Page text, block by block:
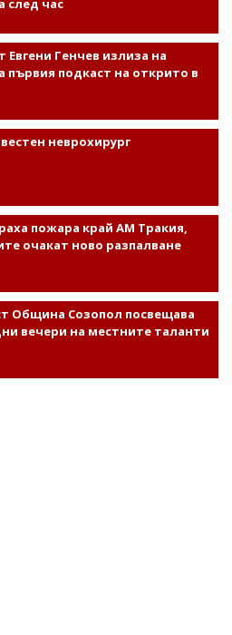
след час
Евгени Генчев излиза на
първия подкаст на открито в
неврохирург
пожара край АМ Тракия,
очакат ново разпалване
Община Созопол посвещава
вечери на местните таланти